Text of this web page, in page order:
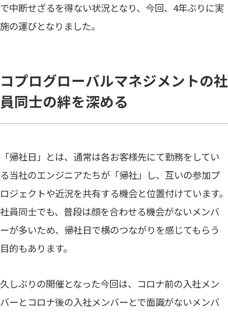
で中断せざるを得ない状況となり、今回、4年ぶりに実
施の運びとなりました。
コプログローバルマネジメントの社
員同士の絆を深める
「帰社日」とは、通常は各お客様先にて勤務をしてい
る当社のエンジニアたちが「帰社」し、互いの参加プ
ロジェクトや近況を共有する機会と位置付けています。
社員同士でも、普段は顔を合わせる機会がないメンバ
ーが多いため、帰社日で横のつながりを感じてもらう
目的もあります。
久しぶりの開催となった今回は、コロナ前の入社メン
バーとコロナ後の入社メンバーとで面識がないメンバ